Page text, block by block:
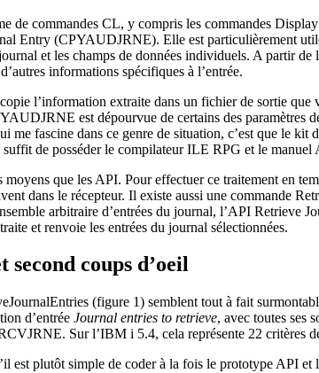
de commandes CL, y compris les commandes
Entry (CPYAUDJRNE). Elle est particulièrement
et les champs de données individuels. A partir
informations spécifiques à l’entrée.
l’information extraite dans un fichier de sortie
est dépourvue de certains des paramètres
fascine dans ce genre de situation, c’est que le
de posséder le compilateur ILE RPG et le manuel
moyens que les API. Pour effectuer ce traitement en
dans le récepteur. Il existe aussi une commande
arbitraire d’entrées du journal, l’API Retrieve
et renvoie les entrées du journal sélectionnées.
coups d’oeil
(figure 1) semblent tout à fait
d’entrée Journal entries to retrieve, avec toutes ses
Sur l’IBM i 5.4, cela représente 22 critères
plutôt simple de coder à la fois le prototype API et